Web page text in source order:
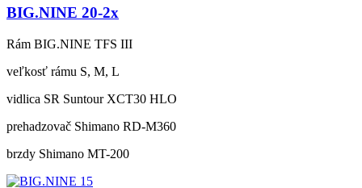
BIG.NINE 20-2x
Rám BIG.NINE TFS III
veľkosť rámu S, M, L
vidlica SR Suntour XCT30 HLO
prehadzovač Shimano RD-M360
brzdy Shimano MT-200